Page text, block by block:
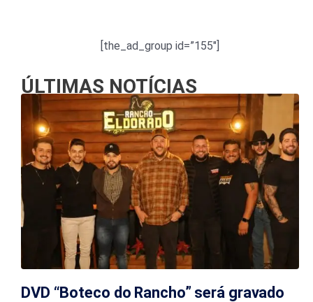
[the_ad_group id=”155″]
ÚLTIMAS NOTÍCIAS
DVD “Boteco do Rancho” será gravado